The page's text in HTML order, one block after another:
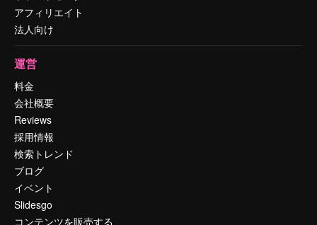
アフィリエイト
法人向け
運営
料金
会社概要
Reviews
採用情報
検索トレンド
ブログ
イベント
Slidesgo
コンテンツを販売する